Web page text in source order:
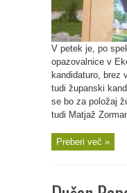
V petek je, po
opazovalnice v
kandidaturo, brez
tudi županski
se bo za položaj
tudi Matjaž
Preberi več »